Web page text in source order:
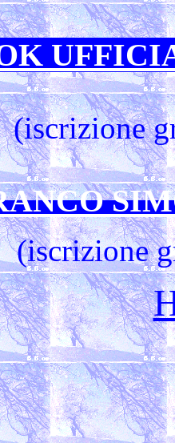
(iscrizione
(iscrizione